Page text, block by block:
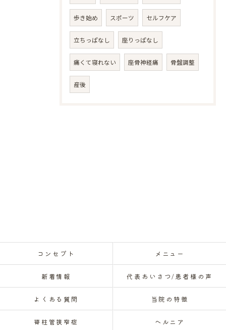
歩き始め スポーツ セルフケア
立ちっぱなし 座りっぱなし
痛くて寝れない 座骨神経痛 骨盤調整
産後
コンセプト メニュー
新着情報 代表あいさつ/患者様の声
よくある質問 当院の特徴
脊柱管狭窄症 ヘルニア